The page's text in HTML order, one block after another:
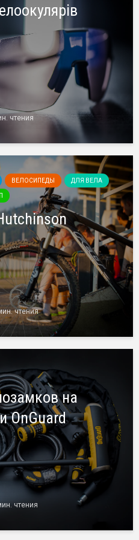
чтения
ВЕЛОСИПЕДЫ ДЛЯ ВЕЛА
чтения
на
OnGuard
чтения